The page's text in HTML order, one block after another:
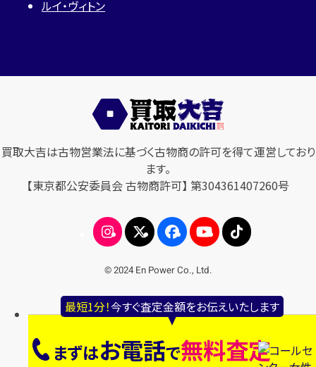
最短1分！今すぐ査定金額をお伝えいたします
まずはお電話で無料査定
ルイ・ヴィトン
買取大吉は古物営業法に基づく古物商の許可を得て運営しており
ます。
【東京都公安委員会 古物商許可】 第304361407260号
© 2024 En Power Co., Ltd.